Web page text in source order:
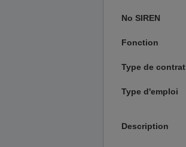
No SIREN
Fonction
Type de contrat
Type d'emploi
Description